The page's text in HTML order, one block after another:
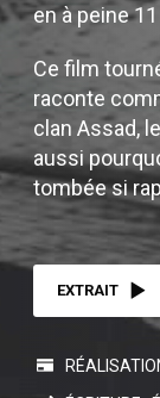
en à peine
Ce film
raconte
clan Assad,
aussi
tombée si
EXTRAIT